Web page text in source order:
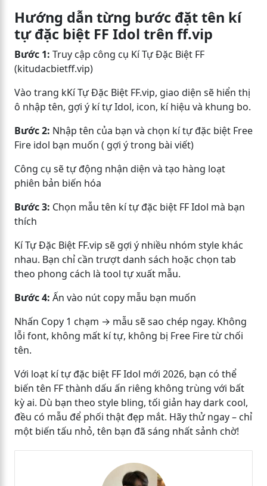
Hướng dẫn từng bước đặt tên kí
tự đặc biệt FF Idol trên ff.vip
Bước 1: Truy cập công cụ Kí Tự Đặc Biệt FF
(kitudacbietff.vip)
Vào trang kKí Tự Đặc Biệt FF.vip, giao diện sẽ hiển thị
ô nhập tên, gợi ý kí tự Idol, icon, kí hiệu và khung bo.
Bước 2: Nhập tên của bạn và chọn kí tự đặc biệt Free
Fire idol bạn muốn ( gợi ý trong bài viết)
Công cụ sẽ tự động nhận diện và tạo hàng loạt
phiên bản biến hóa
Bước 3: Chọn mẫu tên kí tự đặc biệt FF Idol mà bạn
thích
Kí Tự Đặc Biệt FF.vip sẽ gợi ý nhiều nhóm style khác
nhau. Bạn chỉ cần trượt danh sách hoặc chọn tab
theo phong cách là tool tự xuất mẫu.
Bước 4: Ấn vào nút copy mẫu bạn muốn
Nhấn Copy 1 chạm → mẫu sẽ sao chép ngay. Không
lỗi font, không mất kí tự, không bị Free Fire từ chối
tên.
Với loạt kí tự đặc biệt FF Idol mới 2026, bạn có thể
biến tên FF thành dấu ấn riêng không trùng với bất
kỳ ai. Dù bạn theo style bling, tối giản hay dark cool,
đều có mẫu để phối thật đẹp mắt. Hãy thử ngay – chỉ
một biến tấu nhỏ, tên bạn đã sáng nhất sảnh chờ!